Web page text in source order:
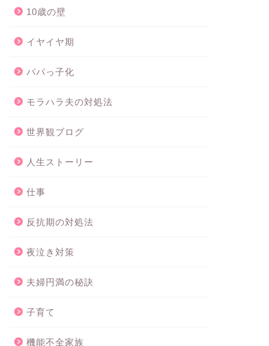
10歳の壁
イヤイヤ期
パパっ子化
モラハラ夫の対処法
世界観ブログ
人生ストーリー
仕事
反抗期の対処法
夜泣き対策
夫婦円満の秘訣
子育て
機能不全家族